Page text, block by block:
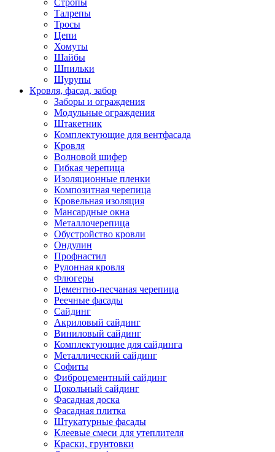
Талрепы
Тросы
Цепи
Хомуты
Шайбы
Шпильки
Шурупы
Кровля, фасад, забор
Заборы и ограждения
Модульные ограждения
Штакетник
Комплектующие для вентфасада
Кровля
Волновой шифер
Гибкая черепица
Изоляционные пленки
Композитная черепица
Кровельная изоляция
Мансардные окна
Металлочерепица
Обустройство кровли
Ондулин
Профнастил
Рулонная кровля
Флюгеры
Цементно-песчаная черепица
Реечные фасады
Сайдинг
Акриловый сайдинг
Виниловый сайдинг
Комплектующие для сайдинга
Металлический сайдинг
Софиты
Фиброцементный сайдинг
Цокольный сайдинг
Фасадная доска
Фасадная плитка
Штукатурные фасады
Клеевые смеси для утеплителя
Краски, грунтовки